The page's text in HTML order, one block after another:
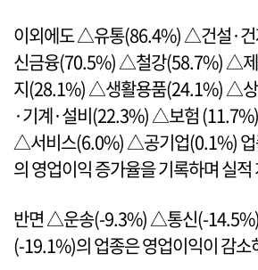
이외에도 △유통(86.4%) △건설·
신금융(70.5%) △철강(58.7%) △
지(28.1%) △생활용품(24.1%) △
·기계·설비(22.3%) △보험
△서비스(6.0%) △공기업(0.1%) 업
의 영업이익 증가율을 기록하며 실
반면 △운송(-9.3%) △통신(-
(-19.1%)의 업종은 영업이익이 감소